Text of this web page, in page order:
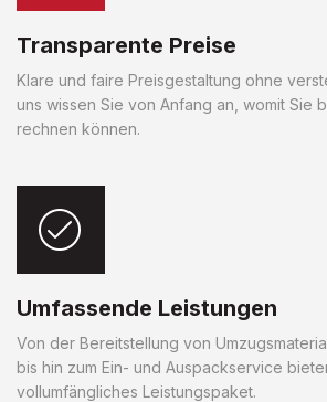
Transparente Preise
Klare und faire Preisgestaltung ohne
uns wissen Sie von Anfang an, womit Sie
rechnen können.
Umfassende Leistungen
Von der Bereitstellung von
bis hin zum Ein- und Auspackservice
vollumfängliches Leistungspaket.